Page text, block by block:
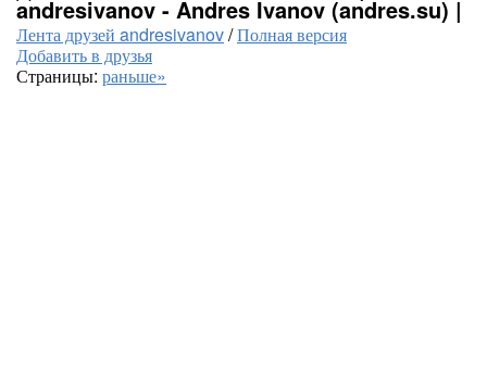
andresivanov - Andres Ivanov (andres.su) |
Лента друзей andresivanov/Полная версия
Добавить в друзья
Страницы: раньше»